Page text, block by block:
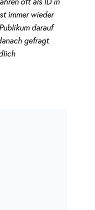
immer wieder
darauf
gefragt